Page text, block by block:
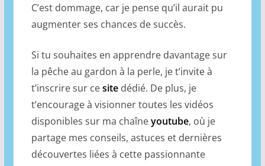
C’est dommage, car je pense qu’il aurait pu
augmenter ses chances de succès.
Si tu souhaites en apprendre davantage sur
la pêche au gardon à la perle, je t’invite à
t’inscrire sur cesitedédié. De plus, je
t’encourage à visionner toutes les vidéos
disponibles sur ma chaîneyoutube, où je
partage mes conseils, astuces et dernières
découvertes liées à cette passionnante